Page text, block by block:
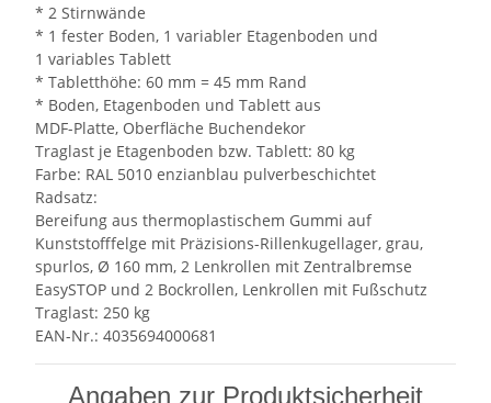
* 2 Stirnwände
* 1 fester Boden, 1 variabler Etagenboden und
1 variables Tablett
* Tabletthöhe: 60 mm = 45 mm Rand
* Boden, Etagenboden und Tablett aus
MDF-Platte, Oberfläche Buchendekor
Traglast je Etagenboden bzw. Tablett: 80 kg
Farbe: RAL 5010 enzianblau pulverbeschichtet
Radsatz:
Bereifung aus thermoplastischem Gummi auf
Kunststofffelge mit Präzisions-Rillenkugellager, grau,
spurlos, Ø 160 mm, 2 Lenkrollen mit Zentralbremse
EasySTOP und 2 Bockrollen, Lenkrollen mit Fußschutz
Traglast: 250 kg
EAN-Nr.: 4035694000681
Angaben zur Produktsicherheit